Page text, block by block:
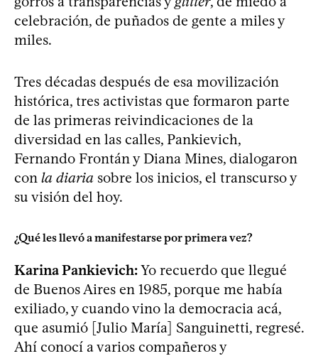
celebración, de puñados de gente a miles y
miles.
Tres décadas después de esa movilización
histórica, tres activistas que formaron parte
de las primeras reivindicaciones de la
diversidad en las calles, Pankievich,
Fernando Frontán y Diana Mines, dialogaron
con la diaria sobre los inicios, el transcurso y
su visión del hoy.
¿Qué les llevó a manifestarse por primera vez?
Karina Pankievich:Yo recuerdo que llegué
de Buenos Aires en 1985, porque me había
exiliado, y cuando vino la democracia acá,
que asumió [Julio María] Sanguinetti, regresé.
Ahí conocí a varios compañeros y